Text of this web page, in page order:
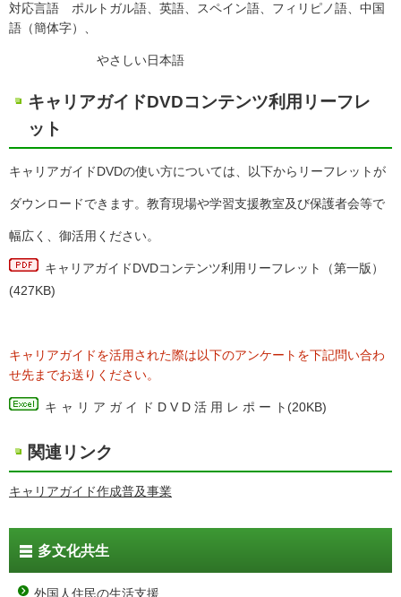
対応言語 ポルトガル語、英語、スペイン語、フィリピノ語、中国
語（簡体字）、
やさしい日本語
キャリアガイドDVDコンテンツ利用リーフレ
ット
キャリアガイドDVDの使い方については、以下からリーフレットが
ダウンロードできます。教育現場や学習支援教室及び保護者会等で
幅広く、御活用ください。
キャリアガイドDVDコンテンツ利用リーフレット（第一版）
(427KB)
キャリアガイドを活用された際は以下のアンケートを下記問い合わ
せ先までお送りください。
キ ャ リ ア ガ イ ド D V D 活 用 レ ポ ー ト (20KB)
関連リンク
キャリアガイド作成普及事業
多文化共生
外国人住民の生活支援